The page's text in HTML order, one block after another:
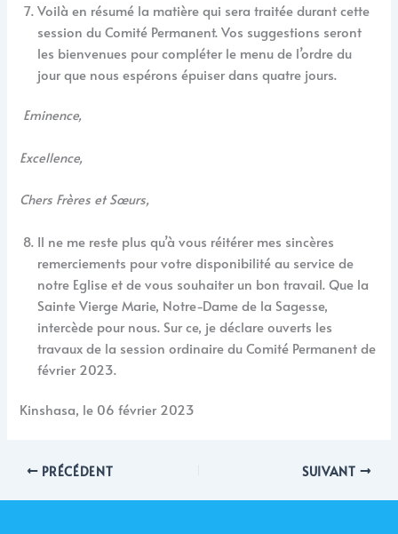
Voilà en résumé la matière qui sera traitée durant cette
session du Comité Permanent. Vos suggestions seront
les bienvenues pour compléter le menu de l’ordre du
jour que nous espérons épuiser dans quatre jours.
Eminence,
Excellence,
Chers Frères et Sœurs,
Il ne me reste plus qu’à vous réitérer mes sincères
remerciements pour votre disponibilité au service de
notre Eglise et de vous souhaiter un bon travail. Que la
Sainte Vierge Marie, Notre-Dame de la Sagesse,
intercède pour nous. Sur ce, je déclare ouverts les
travaux de la session ordinaire du Comité Permanent de
février 2023.
Kinshasa, le 06 février 2023
PRÉCÉDENT SUIVANT